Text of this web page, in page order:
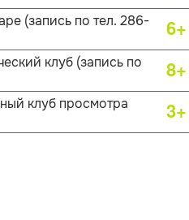
(запись по тел. 286-
6+
клуб (запись по
8+
клуб просмотра
3+